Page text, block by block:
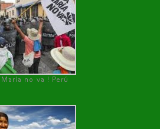
no va ! Perú